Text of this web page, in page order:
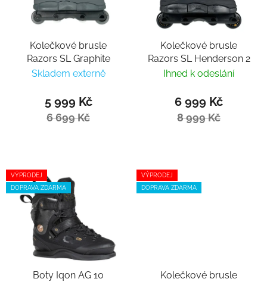
Kolečkové brusle
Razors SL Graphite
Skladem externě
5 999 Kč
6 699 Kč
Kolečkové brusle
Razors SL Henderson 2
Ihned k odeslání
6 999 Kč
8 999 Kč
VÝPRODEJ
DOPRAVA ZDARMA
Boty Iqon AG 10
VÝPRODEJ
DOPRAVA ZDARMA
Kolečkové brusle